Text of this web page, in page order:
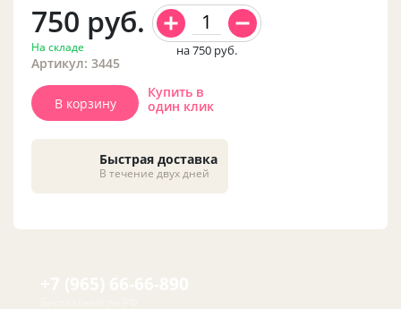
750 руб.
На складе
Артикул: 3445
на 750 руб.
В корзину
Купить в
один клик
Быстрая доставка
В течение двух дней